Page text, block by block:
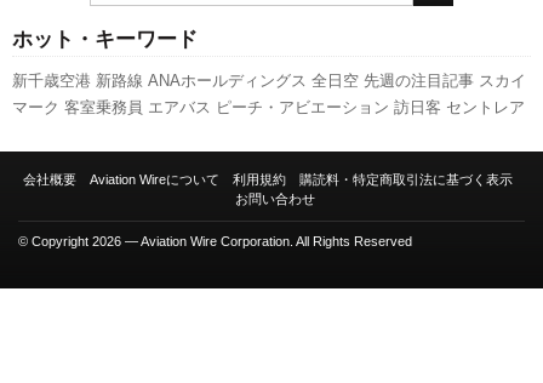
ホット・キーワード
新千歳空港 新路線 ANAホールディングス 全日空 先週の注目記事 スカイ
マーク 客室乗務員 エアバス ピーチ・アビエーション 訪日客 セントレア
田空港 日本航空 国交省航空局 LCC スターフライヤー 伊丹空港 国交省
会社概要 Aviation Wireについて 利用規約
購読料・特定商取引法に基づく表示
お問い合わせ
© Copyright 2026 — Aviation Wire Corporation. All Rights Reserved